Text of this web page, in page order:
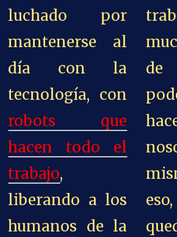
luchado por
mantenerse al
día con la
tecnología, con
robots que
hacen todo el
trabajo,
liberando a los
humanos de la